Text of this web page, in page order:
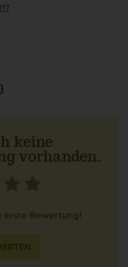
keine
vorhanden.
erste Bewertung!